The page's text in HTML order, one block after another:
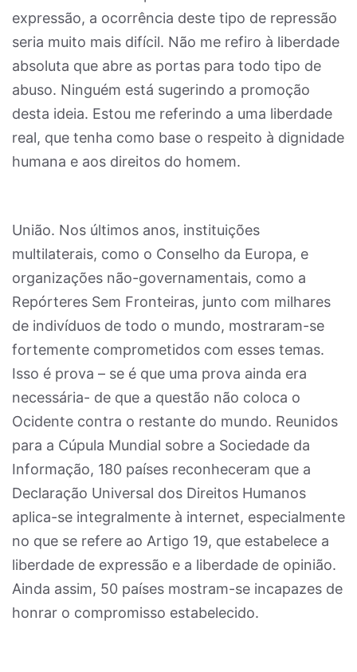
expressão, a ocorrência deste tipo de repressão
seria muito mais difícil. Não me refiro à liberdade
absoluta que abre as portas para todo tipo de
abuso. Ninguém está sugerindo a promoção
desta ideia. Estou me referindo a uma liberdade
real, que tenha como base o respeito à dignidade
humana e aos direitos do homem.
União. Nos últimos anos, instituições
multilaterais, como o Conselho da Europa, e
organizações não-governamentais, como a
Repórteres Sem Fronteiras, junto com milhares
de indivíduos de todo o mundo, mostraram-se
fortemente comprometidos com esses temas.
Isso é prova – se é que uma prova ainda era
necessária- de que a questão não coloca o
Ocidente contra o restante do mundo. Reunidos
para a Cúpula Mundial sobre a Sociedade da
Informação, 180 países reconheceram que a
Declaração Universal dos Direitos Humanos
aplica-se integralmente à internet, especialmente
no que se refere ao Artigo 19, que estabelece a
liberdade de expressão e a liberdade de opinião.
Ainda assim, 50 países mostram-se incapazes de
honrar o compromisso estabelecido.